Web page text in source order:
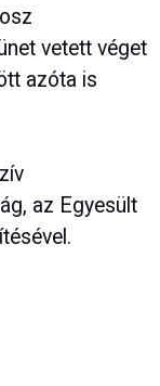
vetett véget
azóta is
az Egyesült